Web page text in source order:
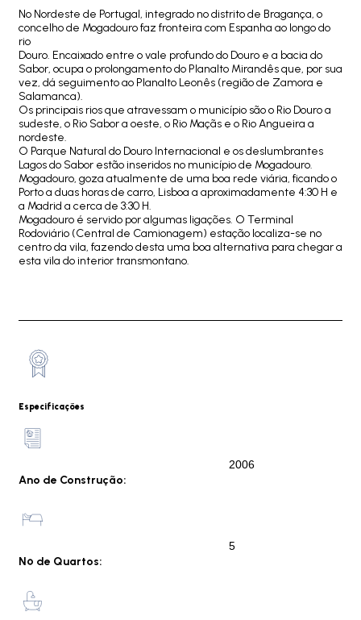
No Nordeste de Portugal, integrado no distrito de Bragança, o
concelho de Mogadouro faz fronteira com Espanha ao longo do
rio
Douro. Encaixado entre o vale profundo do Douro e a bacia do
Sabor, ocupa o prolongamento do Planalto Mirandês que, por sua
vez, dá seguimento ao Planalto Leonês (região de Zamora e
Salamanca).
Os principais rios que atravessam o município são o Rio Douro a
sudeste, o Rio Sabor a oeste, o Rio Maçãs e o Rio Angueira a
nordeste.
O Parque Natural do Douro Internacional e os deslumbrantes
Lagos do Sabor estão inseridos no município de Mogadouro.
Mogadouro, goza atualmente de uma boa rede viária, ficando o
Porto a duas horas de carro, Lisboa a aproximadamente 4:30 H e
a Madrid a cerca de 3:30 H.
Mogadouro é servido por algumas ligações. O Terminal
Rodoviário (Central de Camionagem) estação localiza-se no
centro da vila, fazendo desta uma boa alternativa para chegar a
esta vila do interior transmontano.
Especificações
Ano de Construção:
2006
Nº de Quartos:
5